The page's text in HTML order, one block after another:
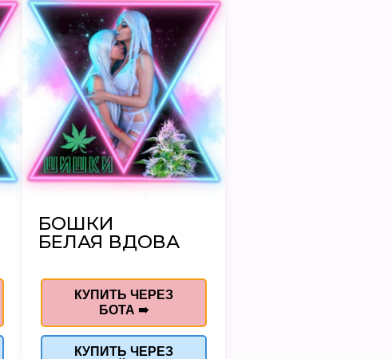
БОШКИ
БЕЛАЯ ВДОВА
КУПИТЬ ЧЕРЕЗ
БОТА ➠
КУПИТЬ ЧЕРЕЗ